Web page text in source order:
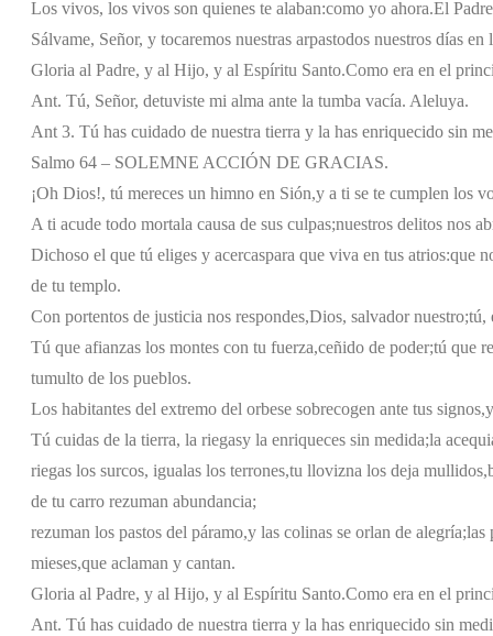
Los vivos, los vivos son quienes te alaban:como yo ahora.El
Sálvame, Señor, y tocaremos nuestras arpastodos nuestros días en
Gloria al Padre, y al Hijo, y al Espíritu Santo.Como era en el
Ant. Tú, Señor, detuviste mi alma ante la tumba vacía. Aleluya.
Ant 3. Tú has cuidado de nuestra tierra y la has enriquecido sin
Salmo 64 – SOLEMNE ACCIÓN DE GRACIAS.
¡Oh Dios!, tú mereces un himno en Sión,y a ti se te cumplen los
A ti acude todo mortala causa de sus culpas;nuestros delitos nos
Dichoso el que tú eliges y acercaspara que viva en tus atrios:que
de tu templo.
Con portentos de justicia nos respondes,Dios, salvador nuestro;tú,
Tú que afianzas los montes con tu fuerza,ceñido de poder;tú que
tumulto de los pueblos.
Los habitantes del extremo del orbese sobrecogen ante tus signos,
Tú cuidas de la tierra, la riegasy la enriqueces sin medida;la
riegas los surcos, igualas los terrones,tu llovizna los deja mullidos,
de tu carro rezuman abundancia;
rezuman los pastos del páramo,y las colinas se orlan de alegría;las
mieses,que aclaman y cantan.
Gloria al Padre, y al Hijo, y al Espíritu Santo.Como era en el
Ant. Tú has cuidado de nuestra tierra y la has enriquecido sin